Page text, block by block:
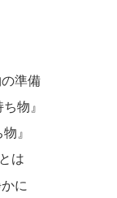
準備
物』
』
は
に